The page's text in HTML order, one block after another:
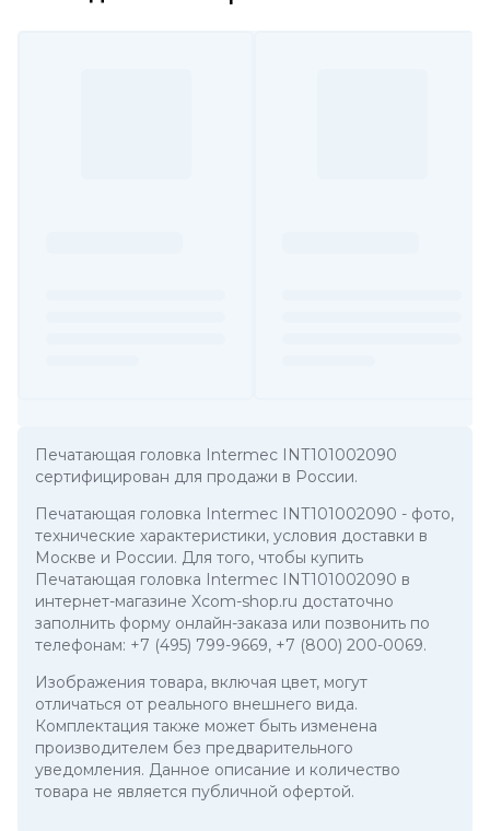
Печатающая головка Intermec INT101002090
сертифицирован для продажи в России.
Печатающая головка Intermec INT101002090 - фото,
технические характеристики, условия доставки в
Москве и России. Для того, чтобы купить
Печатающая головка Intermec INT101002090 в
интернет-магазине Xcom-shop.ru достаточно
заполнить форму онлайн-заказа или позвонить по
телефонам: +7 (495) 799-9669, +7 (800) 200-0069.
Изображения товара, включая цвет, могут
отличаться от реального внешнего вида.
Комплектация также может быть изменена
производителем без предварительного
уведомления. Данное описание и количество
товара не является публичной офертой.